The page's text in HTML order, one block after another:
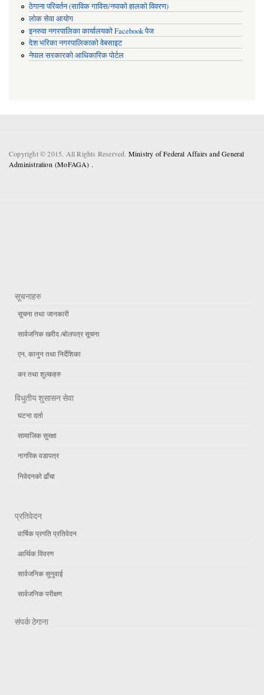
ठेगाना परिवर्तन (साविक गाविस/नपाको हालको विवरण)
लोक सेवा आयोग
इनरुवा नगरपालिका कार्यालयको Facebook पेज
देश भरिका नगरपालिकाको वेबसाइट
नेपाल सरकारको आधिकारिक पोर्टल
Copyright © 2015. All Rights Reserved. Ministry of Federal Affairs and General
Administration (MoFAGA) .
सूचनाहरु
सूचना तथा जानकारी
सार्वजनिक खरीद /बोलपत्र सूचना
एन, कानुन तथा निर्देशिका
कर तथा शुल्कहरु
विधुतीय शुसासन सेवा
घटना दर्ता
सामाजिक सुरक्षा
नागरिक वडापत्र
निवेदनको ढाँचा
प्रतिवेदन
वार्षिक प्रगति प्रतिवेदन
आर्थिक विवरण
सार्वजनिक सुनुवाई
सार्वजनिक परीक्षण
संपर्क ठेगाना